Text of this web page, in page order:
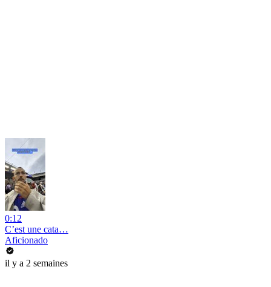
0:12
C’est une cata…
Aficionado
il y a 2 semaines